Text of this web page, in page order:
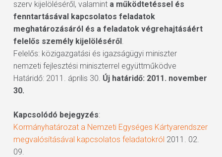
szerv kijelöléséről, valaminta működtetéssel és
fenntartásával kapcsolatos feladatok
meghatározásáról és a feladatok végrehajtásáért
felelős személy kijelöléséről.
Felelős: közigazgatási és igazságügyi miniszter
nemzeti fejlesztési miniszterrel együttműködve
Határidő: 2011. április 30. Új határidő: 2011. november
30.
Kapcsolódó bejegyzés:
Kormányhatározat a Nemzeti Egységes Kártyarendszer
megvalósításával kapcsolatos feladatokról 2011. 02.
09.